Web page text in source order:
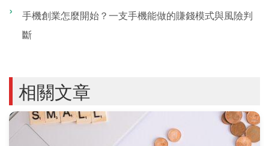
手機創業怎麼開始？一支手機能做的賺錢模式與風險判
斷
相關文章